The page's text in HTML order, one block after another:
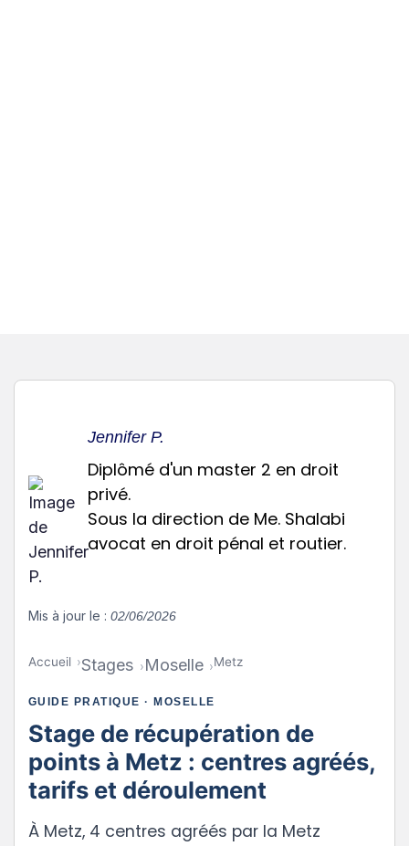
Jennifer P.
Diplômé d'un master 2 en droit
privé.
Sous la direction de Me. Shalabi
avocat en droit pénal et routier.
Mis à jour le : 02/06/2026
Accueil Stages Moselle Metz
GUIDE PRATIQUE · MOSELLE
Stage de récupération de
points à Metz : centres agréés,
tarifs et déroulement
À Metz, 4 centres agréés par la Metz